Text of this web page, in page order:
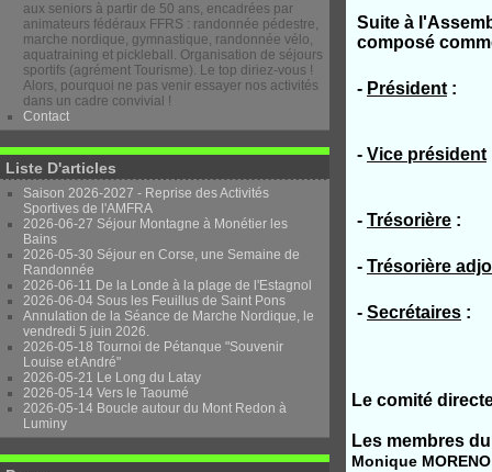
aux seniors à partir de 50 ans, encadrées par
animateurs fédéraux FFRS : randonnée pédestre,
marche nordique, gymnastique, randonnée vélo,
aquatraining et pickleball. Organisation de séjours
sportifs (agrément Tourisme). Le top diriez-vous !
Alors, pourquoi ne pas venir essayer nos activités
dans un cadre convivial !
Contact
Liste D'articles
Saison 2026-2027 - Reprise des Activités
Sportives de l'AMFRA
2026-06-27 Séjour Montagne à Monétier les
Bains
2026-05-30 Séjour en Corse, une Semaine de
Randonnée
2026-06-11 De la Londe à la plage de l'Estagnol
2026-06-04 Sous les Feuillus de Saint Pons
Annulation de la Séance de Marche Nordique, le
vendredi 5 juin 2026.
2026-05-18 Tournoi de Pétanque "Souvenir
Louise et André"
2026-05-21 Le Long du Latay
2026-05-14 Vers le Taoumé
2026-05-14 Boucle autour du Mont Redon à
Luminy
Suite à
composé
- Président :
- Vice président
- Trésorière :
- Trésorière
- Secrétaires :
Le comité
Les membres
Monique